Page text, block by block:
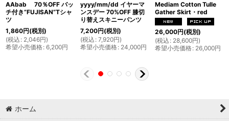
AAbab 70％OFF バッ
チ付き”FUJISAN”Tシャ
ツ
1,860円(税別)
(税込 : 2,046円)
希望小売価格: 6,200円
yyyy/mm/dd イヤーマ
ンスデー 70%OFF 膝切
り替えスキニーパンツ
7,200円(税別)
(税込 : 7,920円)
希望小売価格: 24,000円
Mediam Cotton Tulle
Gather Skirt・red
26,000円(税別)
(税込 : 28,600円)
希望小売価格: 26,000円
ホーム